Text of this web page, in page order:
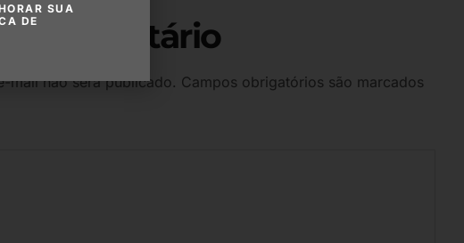
comentário
mail não será publicado. Campos obrigatórios são marcados
SUA
DE